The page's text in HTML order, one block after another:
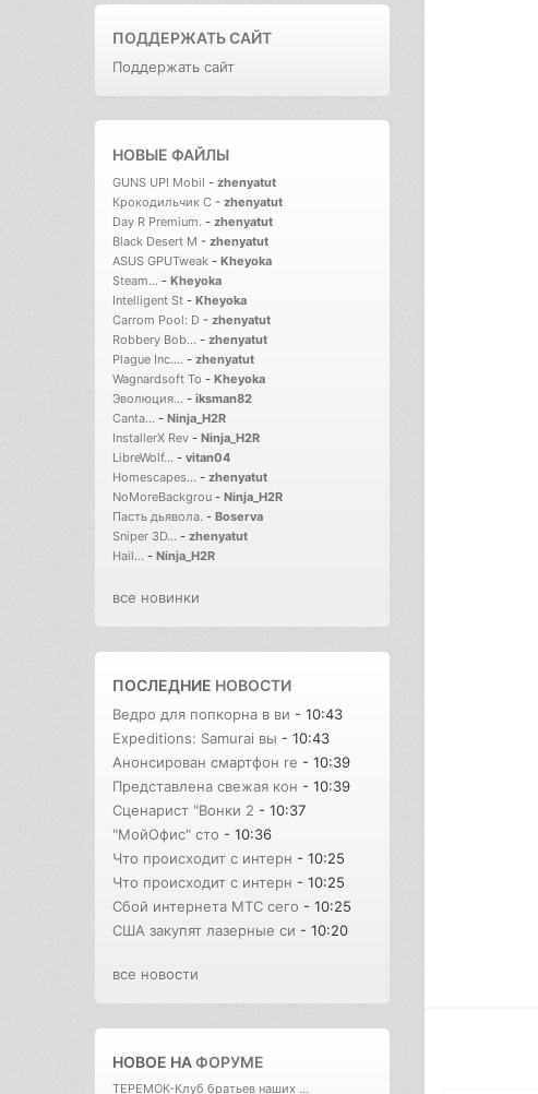
ПОДДЕРЖАТЬ САЙТ
Поддержать сайт
НОВЫЕ ФАЙЛЫ
GUNS UP! Mobil - zhenyatut
Крокодильчик С - zhenyatut
Day R Premium. - zhenyatut
Black Desert M - zhenyatut
ASUS GPUTweak - Kheyoka
Steam... - Kheyoka
Intelligent St - Kheyoka
Carrom Pool: D - zhenyatut
Robbery Bob... - zhenyatut
Plague Inc.... - zhenyatut
Wagnardsoft To - Kheyoka
Эволюция... - iksman82
Canta... - Ninja_H2R
InstallerX Rev - Ninja_H2R
LibreWolf... - vitan04
Homescapes... - zhenyatut
NoMoreBackgrou - Ninja_H2R
Пасть дьявола. - Boserva
Sniper 3D... - zhenyatut
Hail... - Ninja_H2R
все новинки
ПОСЛЕДНИЕ НОВОСТИ
Ведро для попкорна в ви - 10:43
Expeditions: Samurai вы - 10:43
Анонсирован смартфон re - 10:39
Представлена свежая кон - 10:39
Сценарист "Вонки 2 - 10:37
"МойОфис" сто - 10:36
Что происходит с интерн - 10:25
Что происходит с интерн - 10:25
Сбой интернета МТС сего - 10:25
США закупят лазерные си - 10:20
все новости
НОВОЕ НАФОРУМЕ
ТЕРЕМОК-Клуб братьев наших ...